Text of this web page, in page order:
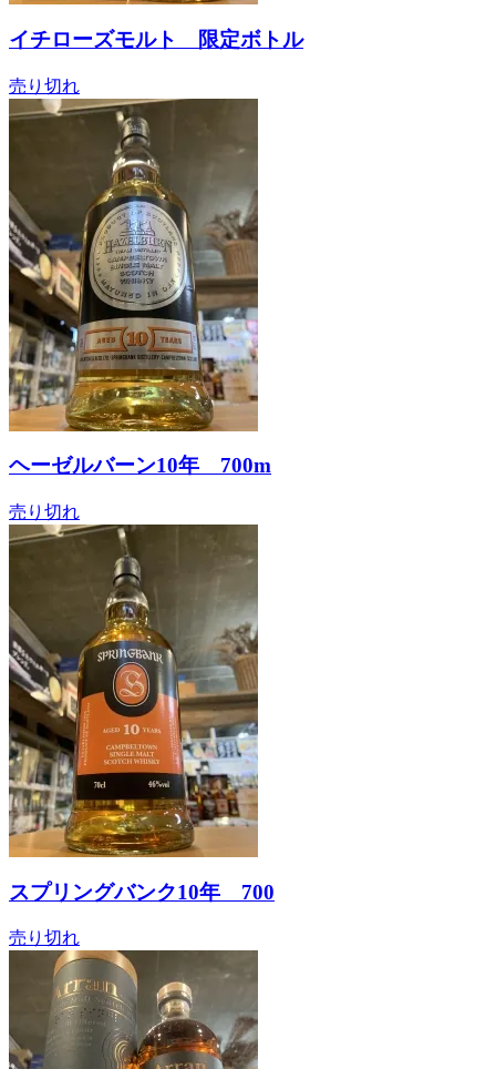
イチローズモルト 限定ボトル
売り切れ
ヘーゼルバーン10年 700m
売り切れ
スプリングバンク10年 700
売り切れ